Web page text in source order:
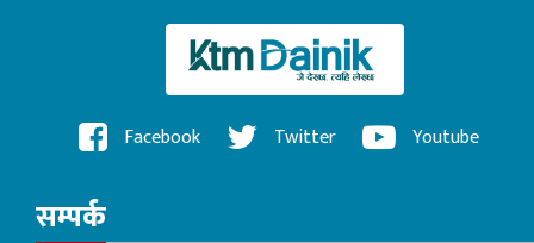
Facebook Twitter Youtube
सम्पर्क